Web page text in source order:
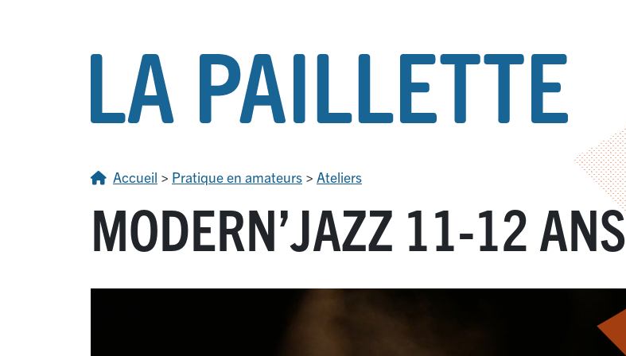
Accueil > Pratique en amateurs > Ateliers
MODERN’JAZZ 11-12 ANS